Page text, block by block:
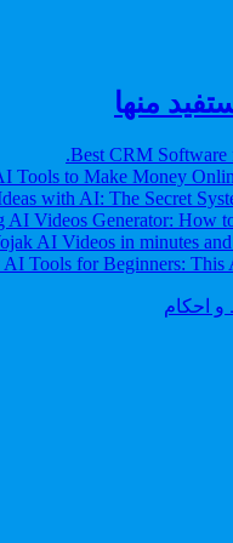
منها
Best CRM Software
Tools to Make Money
with AI: The Secret
AI Videos Generator: How
AI Videos in minutes
AI Tools for Beginners:
احكام